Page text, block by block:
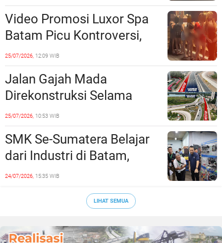
Langsung Di-Takedown
Video Promosi Luxor Spa
Batam Picu Kontroversi,
Dinilai Bermuatan Sensual
25/07/2026, 12:09 WIB
Jalan Gajah Mada
Direkonstruksi Selama
Empat Minggu, Ini Skema
Rekayasa Lalu Lintasnya
25/07/2026, 10:53 WIB
SMK Se-Sumatera Belajar
dari Industri di Batam,
Siapkan Lulusan Siap Kerja
24/07/2026, 15:35 WIB
LIHAT SEMUA